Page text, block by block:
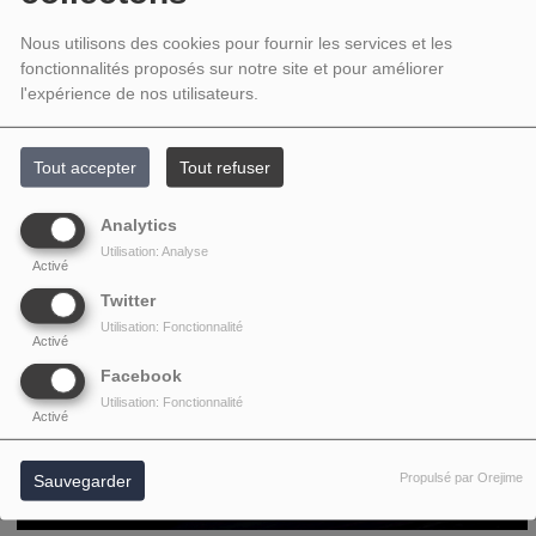
Nous utilisons des cookies pour fournir les services et les
fonctionnalités proposés sur notre site et pour améliorer
l'expérience de nos utilisateurs.
Tout accepter Tout refuser
Analytics
Activé
Utilisation: Analyse
Twitter
Activé
Utilisation: Fonctionnalité
Facebook
Activé
Utilisation: Fonctionnalité
Sauvegarder Propulsé par Orejime